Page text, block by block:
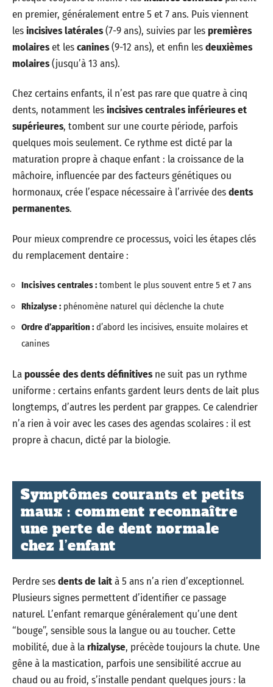
en premier, généralement entre 5 et 7 ans. Puis viennent
lesincisives latérales(7-9 ans), suivies par lespremières
molaireset lescanines(9-12 ans), et enfin lesdeuxièmes
molaires(jusqu’à 13 ans).
Chez certains enfants, il n’est pas rare que quatre à cinq
dents, notamment lesincisives centrales inférieures et
supérieures, tombent sur une courte période, parfois
quelques mois seulement. Ce rythme est dicté par la
maturation propre à chaque enfant : la croissance de la
mâchoire, influencée par des facteurs génétiques ou
hormonaux, crée l’espace nécessaire à l’arrivée desdents
permanentes.
Pour mieux comprendre ce processus, voici les étapes clés
du remplacement dentaire :
Incisives centrales : tombent le plus souvent entre 5 et 7 ans
Rhizalyse : phénomène naturel qui déclenche la chute
Ordre d’apparition : d’abord les incisives, ensuite molaires et
canines
Lapoussée des dents définitivesne suit pas un rythme
uniforme : certains enfants gardent leurs dents de lait plus
longtemps, d’autres les perdent par grappes. Ce calendrier
n’a rien à voir avec les cases des agendas scolaires : il est
propre à chacun, dicté par la biologie.
Symptômes courants et petits
maux : comment reconnaître
une perte de dent normale
chez l’enfant
Perdre sesdents de laità 5 ans n’a rien d’exceptionnel.
Plusieurs signes permettent d’identifier ce passage
naturel. L’enfant remarque généralement qu’une dent
“bouge”, sensible sous la langue ou au toucher. Cette
mobilité, due à larhizalyse, précède toujours la chute. Une
gêne à la mastication, parfois une sensibilité accrue au
chaud ou au froid, s’installe pendant quelques jours : la